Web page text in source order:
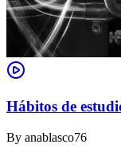
Hábitos de
By anablasco76